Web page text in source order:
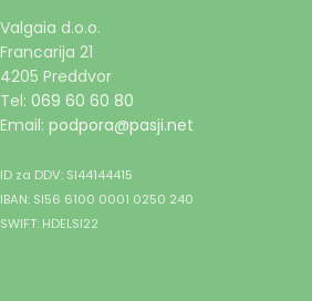
Valgaia d.o.o.
Francarija 21
4205 Preddvor
Tel: 069 60 60 80
Email: podpora@pasji.net
ID za DDV: SI44144415
IBAN: SI56 6100 0001 0250 240
SWIFT: HDELSI22